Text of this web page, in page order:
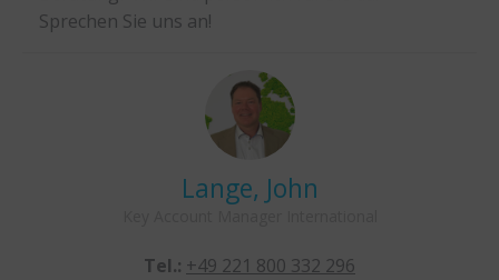
Sprechen Sie uns an!
Lange, John
Tel.: +49 221 800 332 296